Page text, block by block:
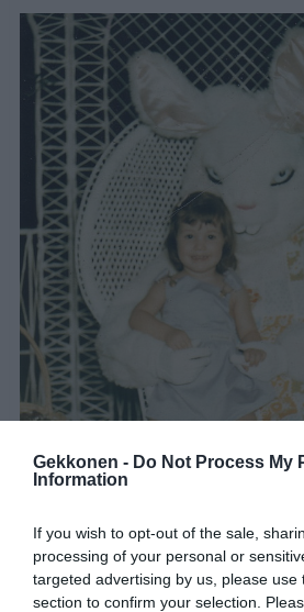
Gekkonen - Do Not Process My
Information
If you wish to opt-out of the sale,
processing of your personal or
targeted advertising by us, please use
section to confirm your selection.